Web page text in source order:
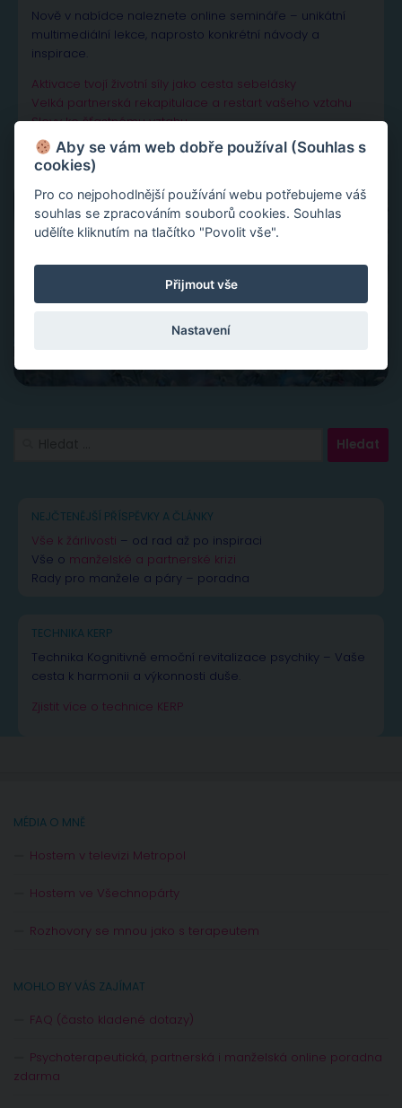
Nově v nabídce naleznete online semináře – unikátní
multimediální lekce, naprosto konkrétní návody a
inspirace.
Aktivace tvojí životní síly jako cesta sebelásky
Velká partnerská rekapitulace a restart vašeho vztahu
Slovy ke šťastnému vztahu
NEJČTENĚJŠÍ PŘÍSPĚVKY A ČLÁNKY
Vše k žárlivosti – od rad až po inspiraci
Vše o manželské a partnerské krizi
Rady pro manžele a páry – poradna
TECHNIKA KERP
Technika Kognitivně emoční revitalizace psychiky – Vaše
cesta k harmonii a výkonnosti duše.
Zjistit více o technice KERP
MÉDIA O MNĚ
Hostem v televizi Metropol
Hostem ve Všechnopárty
Rozhovory se mnou jako s terapeutem
MOHLO BY VÁS ZAJÍMAT
FAQ (často kladené dotazy)
Psychoterapeutická, partnerská i manželská online poradna
zdarma
Aby se vám web dobře používal (Souhlas s
cookies)
Pro co nejpohodlnější používání webu potřebujeme váš
souhlas se zpracováním souborů cookies. Souhlas
udělíte kliknutím na tlačítko "Povolit vše".
Přijmout vše
Nastavení